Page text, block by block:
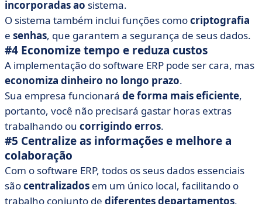
incorporadas ao sistema.
O sistema também inclui funções comocriptografia
e senhas, que garantem a segurança de seus dados.
#4 Economize tempo e reduza custos
A implementação do software ERP pode ser cara, mas
economiza dinheiro no longo prazo.
Sua empresa funcionará de forma maiseficiente,
portanto, você não precisará gastar horas extras
trabalhando ou corrigindo erros.
#5 Centralize as informações e melhore a
colaboração
Com o software ERP, todos os seus dados essenciais
sãocentralizados em um único local, facilitando o
trabalho conjunto de diferentes departamentos.